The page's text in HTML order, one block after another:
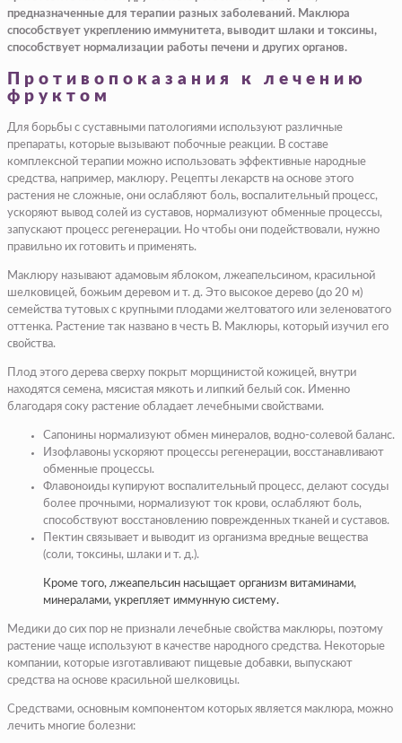
предназначенные для терапии разных заболеваний. Маклюра
способствует укреплению иммунитета, выводит шлаки и токсины,
способствует нормализации работы печени и других органов.
Противопоказания к лечению
фруктом
Для борьбы с суставными патологиями используют различные
препараты, которые вызывают побочные реакции. В составе
комплексной терапии можно использовать эффективные народные
средства, например, маклюру. Рецепты лекарств на основе этого
растения не сложные, они ослабляют боль, воспалительный процесс,
ускоряют вывод солей из суставов, нормализуют обменные процессы,
запускают процесс регенерации. Но чтобы они подействовали, нужно
правильно их готовить и применять.
Маклюру называют адамовым яблоком, лжеапельсином, красильной
шелковицей, божьим деревом и т. д. Это высокое дерево (до 20 м)
семейства тутовых с крупными плодами желтоватого или зеленоватого
оттенка. Растение так названо в честь В. Маклюры, который изучил его
свойства.
Плод этого дерева сверху покрыт морщинистой кожицей, внутри
находятся семена, мясистая мякоть и липкий белый сок. Именно
благодаря соку растение обладает лечебными свойствами.
Сапонины нормализуют обмен минералов, водно-солевой баланс.
Изофлавоны ускоряют процессы регенерации, восстанавливают
обменные процессы.
Флавоноиды купируют воспалительный процесс, делают сосуды
более прочными, нормализуют ток крови, ослабляют боль,
способствуют восстановлению поврежденных тканей и суставов.
Пектин связывает и выводит из организма вредные вещества
(соли, токсины, шлаки и т. д.).
Кроме того, лжеапельсин насыщает организм витаминами,
минералами, укрепляет иммунную систему.
Медики до сих пор не признали лечебные свойства маклюры, поэтому
растение чаще используют в качестве народного средства. Некоторые
компании, которые изготавливают пищевые добавки, выпускают
средства на основе красильной шелковицы.
Средствами, основным компонентом которых является маклюра, можно
лечить многие болезни: